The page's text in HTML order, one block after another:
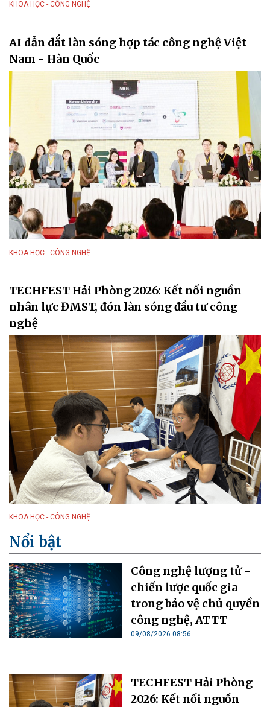
KHOA HỌC - CÔNG NGHỆ
AI dẫn dắt làn sóng hợp tác công nghệ Việt
Nam - Hàn Quốc
KHOA HỌC - CÔNG NGHỆ
TECHFEST Hải Phòng 2026: Kết nối nguồn
nhân lực ĐMST, đón làn sóng đầu tư công
nghệ
KHOA HỌC - CÔNG NGHỆ
Nổi bật
Công nghệ lượng tử -
chiến lược quốc gia
trong bảo vệ chủ quyền
công nghệ, ATTT
09/08/2026 08:56
TECHFEST Hải Phòng
2026: Kết nối nguồn